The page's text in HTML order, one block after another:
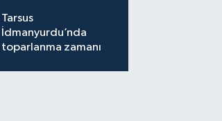
Tarsus
İdmanyurdu’nda
toparlanma zamanı